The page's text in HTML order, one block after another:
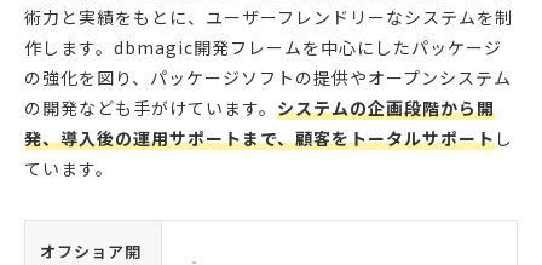
術力と実績をもとに、ユーザーフレンドリーなシステムを制
作します。dbmagic開発フレームを中心にしたパッケージ
の強化を図り、パッケージソフトの提供やオープンシステム
の開発なども手がけています。 システムの企画段階から開
発、導入後の運用サポートまで、顧客をトータルサポートし
ています。
オフショア開